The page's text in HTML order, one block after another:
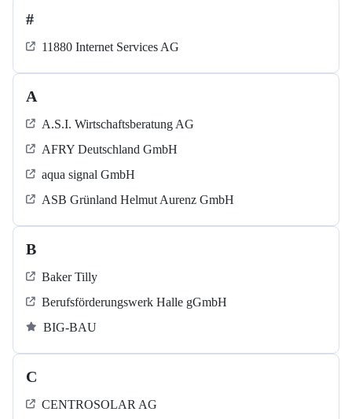
#
11880 Internet Services AG
A
A.S.I. Wirtschaftsberatung AG
AFRY Deutschland GmbH
aqua signal GmbH
ASB Grün­land Helmut Au­renz GmbH
B
Baker Tilly
Berufsförderungswerk Halle gGmbH
BIG-BAU
C
CENTROSOLAR AG